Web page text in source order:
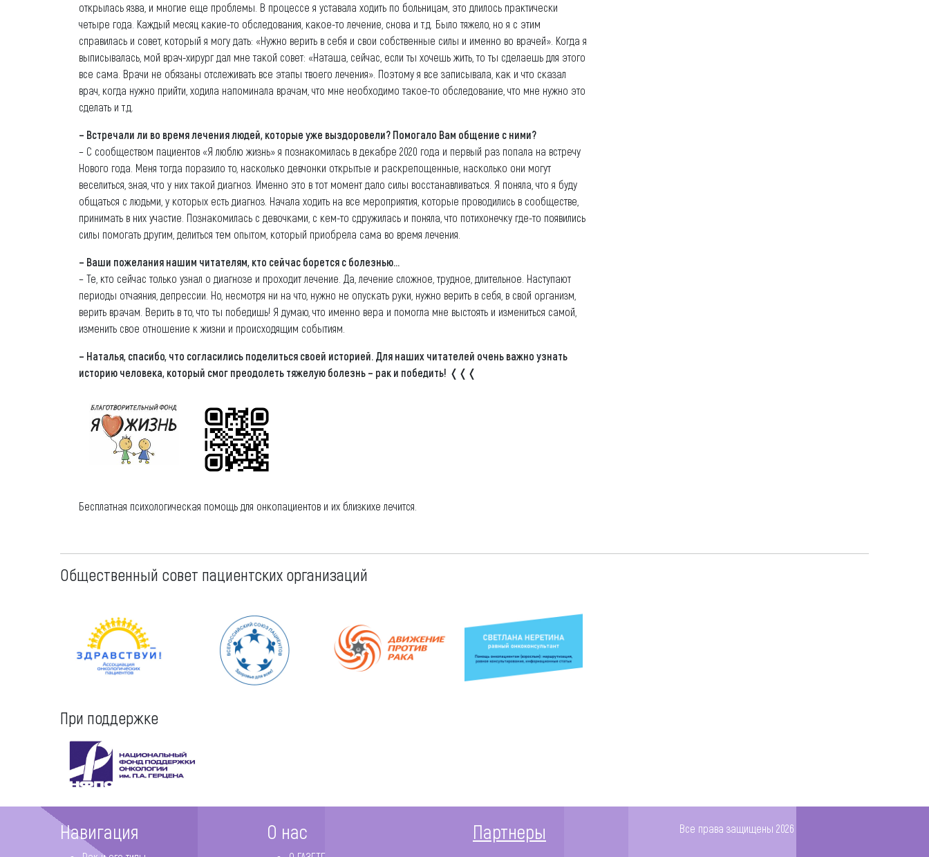
открылась язва, и многие еще проблемы. В процессе я уставала ходить по больницам, это длилось практически
четыре года. Каждый месяц какие-то обследования, какое-то лечение, снова и т.д. Было тяжело, но я с этим
справилась и совет, который я могу дать: «Нужно верить в себя и свои собственные силы и именно во врачей». Когда я
выписывалась, мой врач-хирург дал мне такой совет: «Наташа, сейчас, если ты хочешь жить, то ты сделаешь для этого
все сама. Врачи не обязаны отслеживать все этапы твоего лечения». Поэтому я все записывала, как и что сказал
врач, когда нужно прийти, ходила напоминала врачам, что мне необходимо такое-то обследование, что мне нужно это
сделать и т.д.
– Встречали ли во время лечения людей, которые уже выздоровели? Помогало Вам общение с ними?
– С сообществом пациентов «Я люблю жизнь» я познакомилась в декабре 2020 года и первый раз попала на встречу
Нового года. Меня тогда поразило то, насколько девчонки открытые и раскрепощенные, насколько они могут
веселиться, зная, что у них такой диагноз. Именно это в тот момент дало силы восстанавливаться. Я поняла, что я буду
общаться с людьми, у которых есть диагноз. Начала ходить на все мероприятия, которые проводились в сообществе,
принимать в них участие. Познакомилась с девочками, с кем-то сдружилась и поняла, что потихонечку где-то появились
силы помогать другим, делиться тем опытом, который приобрела сама во время лечения.
– Ваши пожелания нашим читателям, кто сейчас борется с болезнью...
– Те, кто сейчас только узнал о диагнозе и проходит лечение. Да, лечение сложное, трудное, длительное. Наступают
периоды отчаяния, депрессии. Но, несмотря ни на что, нужно не опускать руки, нужно верить в себя, в свой организм,
верить врачам. Верить в то, что ты победишь! Я думаю, что именно вера и помогла мне выстоять и измениться самой,
изменить свое отношение к жизни и происходящим событиям.
– Наталья, спасибо, что согласились поделиться своей историей. Для наших читателей очень важно узнать
историю человека, который смог преодолеть тяжелую болезнь – рак и победить! ❬❬❬
Бесплатная психологическая помощь для онкопациентов и их близкихе лечится.
Общественный совет пациентских организаций
При поддержке
Навигация О нас Партнеры Все права защищены 2026